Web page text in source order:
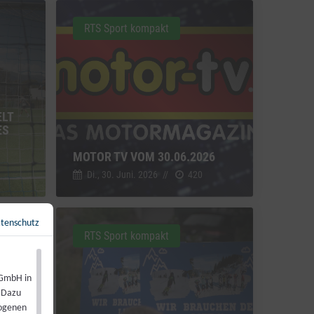
MOTOR TV VOM 30.06.2026
Di., 30. Juni. 2026 // 420
RTS Sport kompakt
RTS Sport kompakt
in